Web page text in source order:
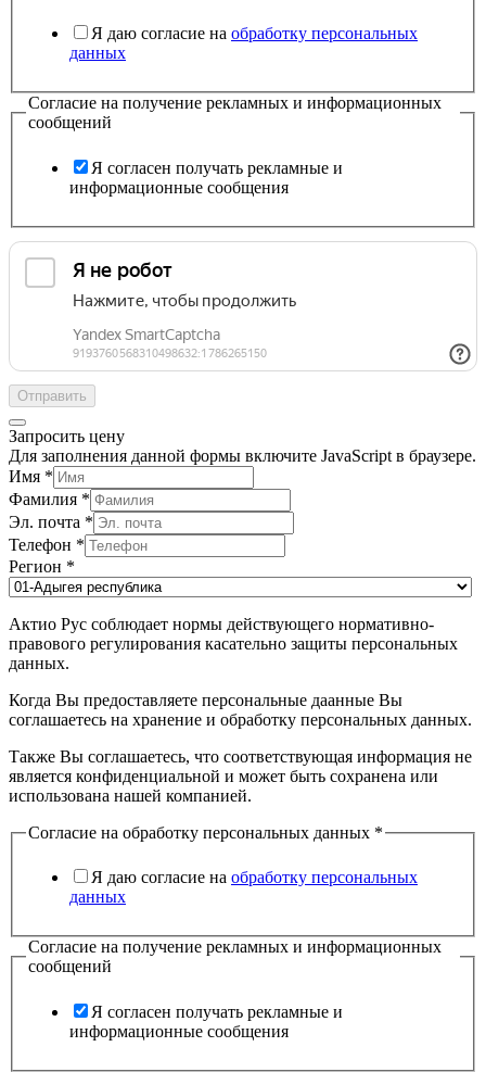
Я даю согласие на обработку персональных
данных
Согласие на получение рекламных и информационных
сообщений
Я согласен получать рекламные и
информационные сообщения
Отправить
Запросить цену
Для заполнения данной формы включите JavaScript в браузере.
Имя *
Фамилия *
Эл. почта *
Телефон *
Регион *
Актио Рус соблюдает нормы действующего нормативно-
правового регулирования касательно защиты персональных
данных.
Когда Вы предоставляете персональные даанные Вы
соглашаетесь на хранение и обработку персональных данных.
Также Вы соглашаетесь, что соответствующая информация не
является конфиденциальной и может быть сохранена или
использована нашей компанией.
Согласие на обработку персональных данных *
Я даю согласие на обработку персональных
данных
Согласие на получение рекламных и информационных
сообщений
Я согласен получать рекламные и
информационные сообщения